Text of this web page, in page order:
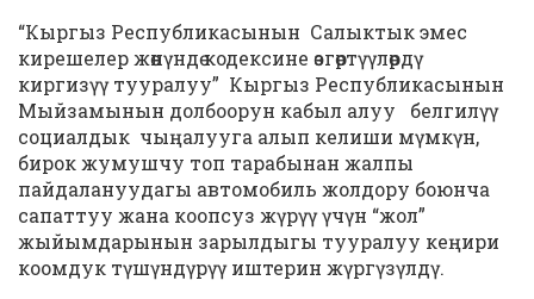
“Кыргыз Республикасынын Салыктык эмес
кирешелер жөнүндө кодексине өзгөртүүлөрдү
киргизүү тууралуу” Кыргыз Республикасынын
Мыйзамынын долбоорун кабыл алуу белгилүү
социалдык чыңалууга алып келиши мүмкүн,
бирок жумушчу топ тарабынан жалпы
пайдалануудагы автомобиль жолдору боюнча
сапаттуу жана коопсуз жүрүү үчүн “жол”
жыйымдарынын зарылдыгы тууралуу кеңири
коомдук түшүндүрүү иштерин жүргүзүлдү.